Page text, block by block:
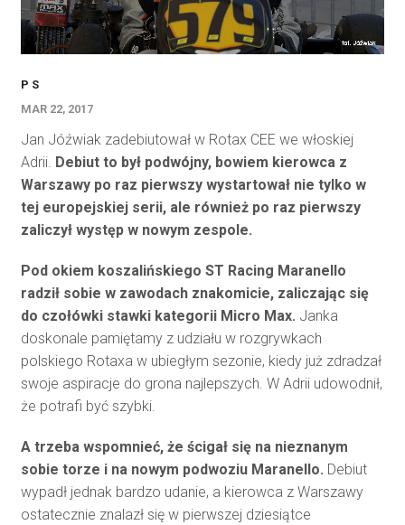
P S
MAR 22, 2017
Jan Jóźwiak zadebiutował w Rotax CEE we włoskiej
Adrii. Debiut to był podwójny, bowiem kierowca z
Warszawy po raz pierwszy wystartował nie tylko w
tej europejskiej serii, ale również po raz pierwszy
zaliczył występ w nowym zespole.
Pod okiem koszalińskiego ST Racing Maranello
radził sobie w zawodach znakomicie, zaliczając się
do czołówki stawki kategorii Micro Max. Janka
doskonale pamiętamy z udziału w rozgrywkach
polskiego Rotaxa w ubiegłym sezonie, kiedy już zdradzał
swoje aspiracje do grona najlepszych. W Adrii udowodnił,
że potrafi być szybki.
A trzeba wspomnieć, że ścigał się na nieznanym
sobie torze i na nowym podwoziu Maranello. Debiut
wypadł jednak bardzo udanie, a kierowca z Warszawy
ostatecznie znalazł się w pierwszej dziesiątce